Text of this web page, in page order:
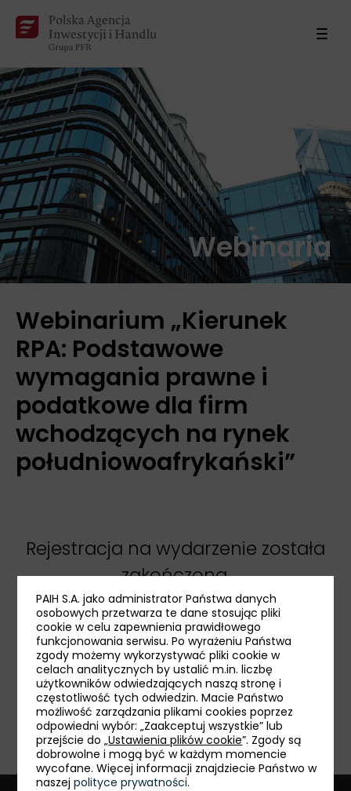
Webinaria
Webinarium „Kierunek
RPA: Podstawowe
wymagania prawne i
podatkowe dla firm
wchodzących na rynek
południowoafrykański”
Rejestracja na wydarzenie została
zakończona.
Zapraszamy do rejestracji napozostałe
wydarzenia.
udostępnij:
PAIH S.A. jako administrator Państwa danych
osobowych przetwarza te dane stosując pliki
cookie w celu zapewnienia prawidłowego
funkcjonowania serwisu. Po wyrażeniu Państwa
zgody możemy wykorzystywać pliki cookie w
celach analitycznych by ustalić m.in. liczbę
użytkowników odwiedzających naszą stronę i
częstotliwość tych odwiedzin. Macie Państwo
możliwość zarządzania plikami cookies poprzez
odpowiedni wybór: „Zaakceptuj wszystkie” lub
przejście do „Ustawienia plików cookie”. Zgody są
dobrowolne i mogą być w każdym momencie
wycofane. Więcej informacji znajdziecie Państwo w
naszejpolityce prywatności.